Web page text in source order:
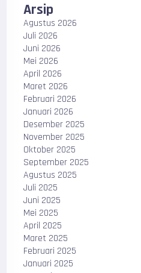
Arsip
Agustus 2026
Juli 2026
Juni 2026
Mei 2026
April 2026
Maret 2026
Februari 2026
Januari 2026
Desember 2025
November 2025
Oktober 2025
September 2025
Agustus 2025
Juli 2025
Juni 2025
Mei 2025
April 2025
Maret 2025
Februari 2025
Januari 2025